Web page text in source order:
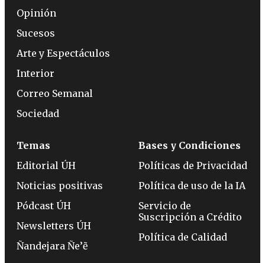
Opinión
Sucesos
Arte y Espectáculos
Interior
Correo Semanal
Sociedad
Temas
Editorial ÚH
Noticias positivas
Pódcast ÚH
Newsletters ÚH
Ñandejara Ñe’ẽ
Bases y Condiciones
Políticas de Privacidad
Política de uso de la IA
Servicio de
Suscripción a Crédito
Política de Calidad